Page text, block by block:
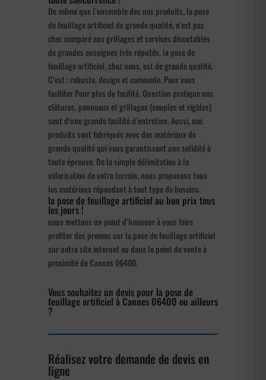
De même que l’ensemble des nos produits, la pose
de feuillage artificiel de grande qualité, n’est pas
cher comparé aux grillages et services discutables
de grandes enseignes très réputés. la pose de
feuillage artificiel, chez nous, est de grande qualité.
C’est : robuste, design et commode. Pour vous
faciliter Pour plus de facilité, Question pratique nos
clôtures, panneaux et grillages (souples et rigides)
sont d’une grande facilité d’entretien. Aussi, nos
produits sont fabriqués avec des matériaux de
grande qualité qui vous garantissent une solidité à
toute épreuve. De la simple délimitation à la
valorisation de votre terrain, nous proposons tous
les matériaux répondant à tout type de besoins.
la pose de feuillage artificiel au bon prix tous
les jours !
nous mettons un point d’honneur à vous faire
profiter des promos sur la pose de feuillage artificiel
sur notre site internet ou dans le point de vente à
proximité de Cannes 06400.
Vous souhaitez un devis pour la pose de
feuillage artificiel à Cannes 06400 ou ailleurs
?
Réalisez votre demande de devis en
ligne